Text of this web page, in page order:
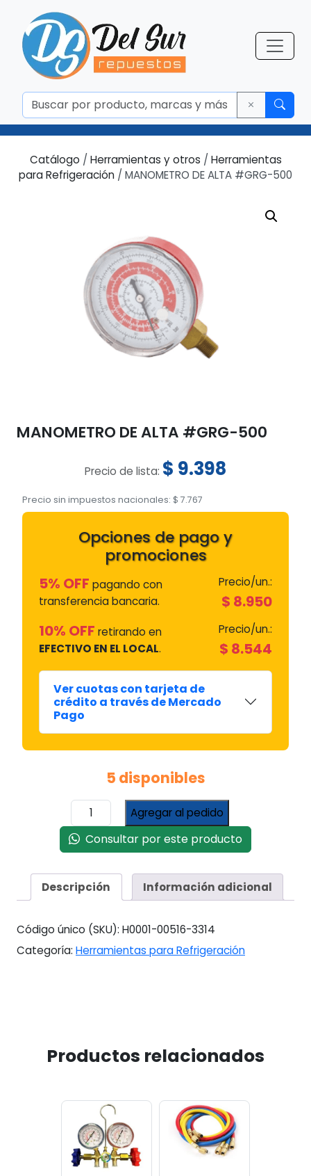
Catálogo / Herramientas y otros / Herramientas
para Refrigeración / MANOMETRO DE ALTA #GRG-500
MANOMETRO DE ALTA #GRG-500
Precio de lista: $ 9.398
Precio sin impuestos nacionales: $ 7.767
Opciones de pago y
promociones
5% OFF pagando con
transferencia bancaria.
Precio/un.:
$ 8.950
10% OFF retirando en
EFECTIVO EN EL LOCAL.
Precio/un.:
$ 8.544
Ver cuotas con tarjeta de
crédito a través de Mercado
Pago
5 disponibles
MANOMETRO
DE
ALTA
#GRG-
cantidad
Agregar al pedido
Consultar por este producto
Descripción Información adicional
Código único (SKU): H0001-00516-3314
Categoría: Herramientas para Refrigeración
Productos relacionados